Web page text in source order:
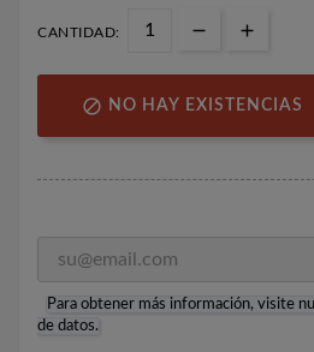
CANTIDAD:
 NO HAY EXISTENCIAS
Para obtener más información, visite
de datos.